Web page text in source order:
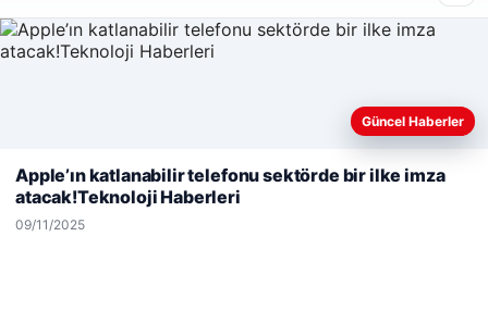
Web sitemizi nasıl kullandığınızı daha iyi anlayabilmek,
kullanıyoruz.Çerez Politikamız
Kabul Et
Güncel Haberler
Apple’ın katlanabilir telefonu sektörde bir ilke imza
atacak!Teknoloji Haberleri
09/11/2025